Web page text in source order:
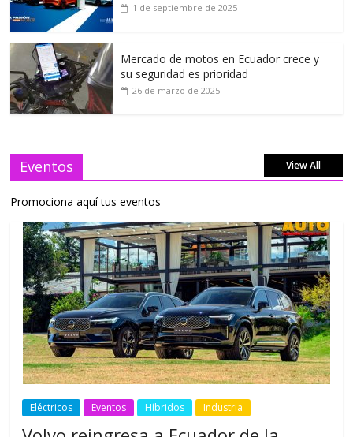
1 de septiembre de 2025
Mercado de motos en Ecuador crece y
su seguridad es prioridad
26 de marzo de 2025
Eventos View All
Promociona aquí tus eventos
Eléctricos Eventos Híbridos Industria